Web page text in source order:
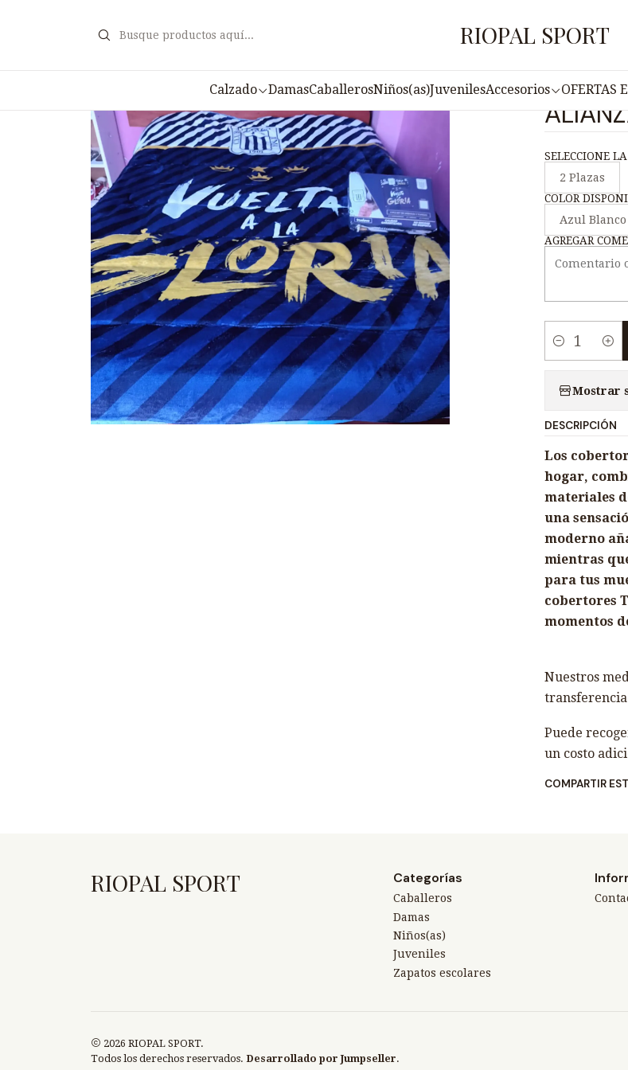
RIOPAL SPORT
Calzado DamasCaballerosNiños(as)JuvenilesAccesorios OFERTAS
|
SELECCIONE
2 Plazas
COLOR
Azul Blanco
AGREGAR
i
d
a
d
Mostrar
DESCRIPCIÓN
Los
hogar,
materiales
una
moderno
mientras
para tus
cobertores
momentos
Nuestros
Puede
un costo
COMPARTIR
RIOPAL SPORT Categorías
Caballeros
Damas
Niños(as)
Juveniles
Zapatos escolares
2026 RIOPAL SPORT.
Todos los derechos reservados. Desarrollado por Jumpseller.